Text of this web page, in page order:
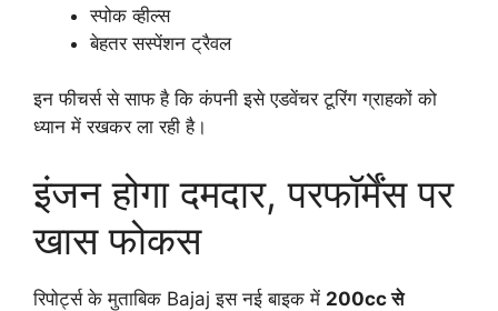
स्पोक व्हील्स
बेहतर सस्पेंशन ट्रैवल
इन फीचर्स से साफ है कि कंपनी इसे एडवेंचर टूरिंग ग्राहकों को
ध्यान में रखकर ला रही है।
इंजन होगा दमदार, परफॉर्मेंस पर
खास फोकस
रिपोर्ट्स के मुताबिक Bajaj इस नई बाइक में 200cc से